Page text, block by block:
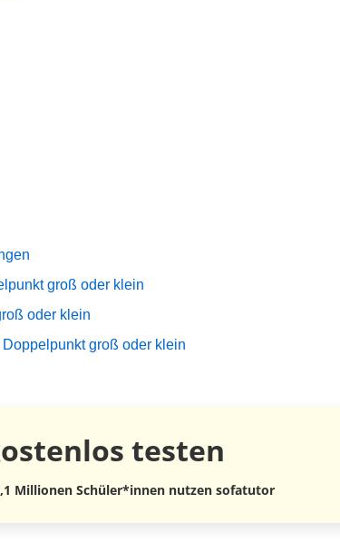
groß oder klein
oder klein
groß oder klein
testen
Millionen Schüler*innen nutzen sofatutor